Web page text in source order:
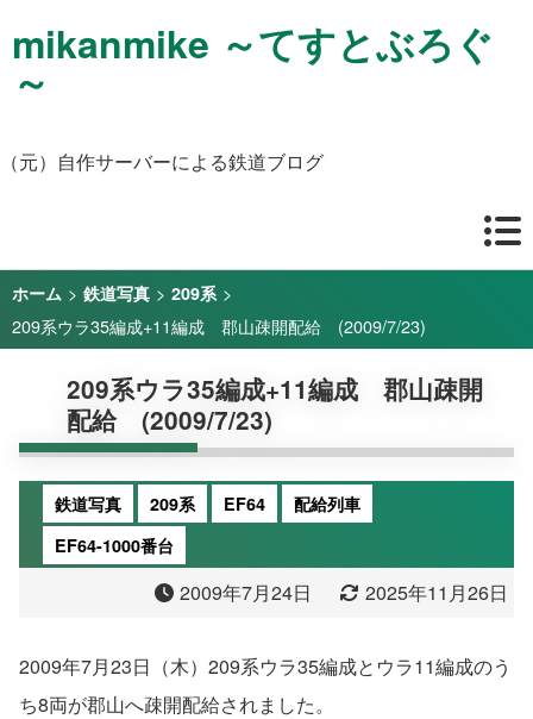
mikanmike ～てすとぶろぐ
～
（元）自作サーバーによる鉄道ブログ
ホーム > 鉄道写真 > 209系 >
209系ウラ35編成+11編成 郡山疎開配給 (2009/7/23)
209系ウラ35編成+11編成 郡山疎開
配給 (2009/7/23)
鉄道写真 209系 EF64
配給列車
EF64-1000番台
2009年7月24日 2025年11月26日
2009年7月23日（木）209系ウラ35編成とウラ11編成のう
ち8両が郡山へ疎開配給されました。